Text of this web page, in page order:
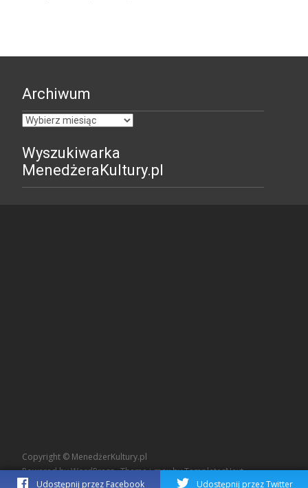
Archiwum
Archiwum
Wyszukiwarka
MenedżeraKultury.pl
Copyright © MenedżerKultury.pl
Powered by WordPress, Themei-maxby TemplatesNext.
Udostępnij przez Facebook
Udostępnij przez Twitter